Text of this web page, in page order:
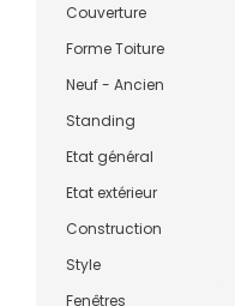
Couverture
Forme Toiture
Neuf - Ancien
Standing
Etat général
Etat extérieur
Construction
Style
Fenêtres